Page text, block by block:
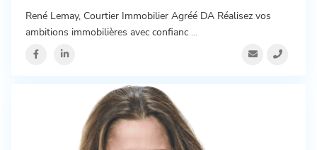
René Lemay, Courtier Immobilier Agréé DA Réalisez vos
ambitions immobilières avec confianc ...